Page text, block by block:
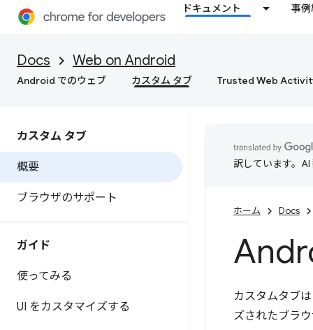
ドキュメント 事
Docs Web on Android
Android でのウェブ カスタム タブ Trusted Web
カスタム タブ
概要
ブラウザのサポート
ガイド
使ってみる
UI をカスタマイズする
訳しています。
ホーム Docs
カスタムタブ
ズされたブラ